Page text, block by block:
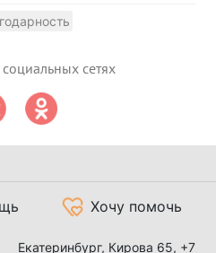
сетях
Хочу помочь
Екатеринбург, Кирова 65, +7